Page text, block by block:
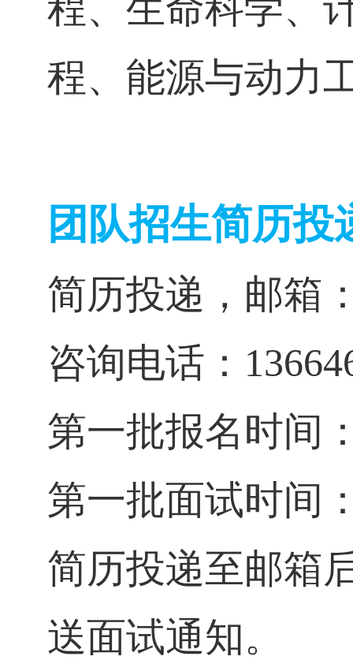
程、能源与动力
团队招生简历投
简历投递，邮箱
咨询电话：
第一批报名时间
第一批面试时间
简历投递至邮箱
送面试通知。